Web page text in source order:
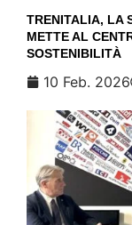
TRENITALIA, LA
METTE AL
SOSTENIBILITÀ
10 Feb. 2026